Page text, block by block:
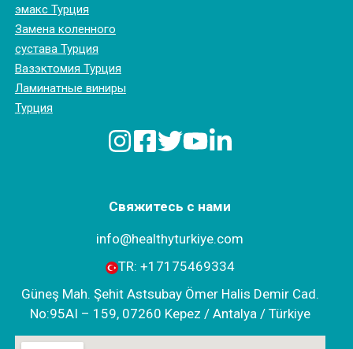
эмакс Турция
Замена коленного
сустава Турция
Вазэктомия Турция
Ламинатные виниры
Турция
Свяжитесь с нами
info@healthyturkiye.com
TR: +‪17175469334‬
Güneş Mah. Şehit Astsubay Ömer Halis Demir Cad.
No:95AI – 159, 07260 Kepez / Antalya / Türkiye